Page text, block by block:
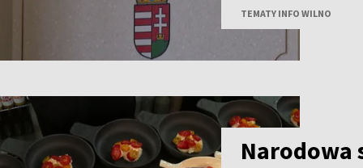
Polski i Węgier.
TEMATY INFO WILNO
Narodowa